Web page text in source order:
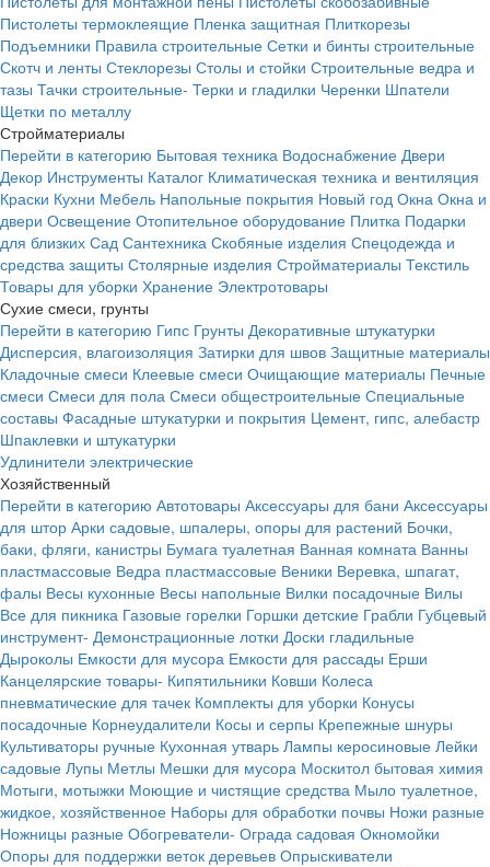
Пистолеты термоклеящие Пленка защитная Плиткорезы
Подъемники Правила строительные Сетки и бинты строительные
Скотч и ленты Стеклорезы Столы и стойки Строительные ведра и
тазы Тачки строительные- Терки и гладилки Черенки Шпатели
Щетки по металлу
Стройматериалы
Перейти в категорию Бытовая техника Водоснабжение Двери
Декор Инструменты Каталог Климатическая техника и вентиляция
Краски Кухни Мебель Напольные покрытия Новый год Окна Окна и
двери Освещение Отопительное оборудование Плитка Подарки
для близких Сад Сантехника Скобяные изделия Спецодежда и
средства защиты Столярные изделия Стройматериалы Текстиль
Товары для уборки Хранение Электротовары
Сухие смеси, грунты
Перейти в категорию Гипс Грунты Декоративные штукатурки
Дисперсия, влагоизоляция Затирки для швов Защитные материалы
Кладочные смеси Клеевые смеси Очищающие материалы Печные
смеси Смеси для пола Смеси общестроительные Специальные
составы Фасадные штукатурки и покрытия Цемент, гипс, алебастр
Шпаклевки и штукатурки
Удлинители электрические
Хозяйственный
Перейти в категорию Автотовары Аксессуары для бани Аксессуары
для штор Арки садовые, шпалеры, опоры для растений Бочки,
баки, фляги, канистры Бумага туалетная Ванная комната Ванны
пластмассовые Ведра пластмассовые Веники Веревка, шпагат,
фалы Весы кухонные Весы напольные Вилки посадочные Вилы
Все для пикника Газовые горелки Горшки детские Грабли Губцевый
инструмент- Демонстрационные лотки Доски гладильные
Дыроколы Емкости для мусора Емкости для рассады Ерши
Канцелярские товары- Кипятильники Ковши Колеса
пневматические для тачек Комплекты для уборки Конусы
посадочные Корнеудалители Косы и серпы Крепежные шнуры
Культиваторы ручные Кухонная утварь Лампы керосиновые Лейки
садовые Лупы Метлы Мешки для мусора Москитол бытовая химия
Мотыги, мотыжки Моющие и чистящие средства Мыло туалетное,
жидкое, хозяйственное Наборы для обработки почвы Ножи разные
Ножницы разные Обогреватели- Ограда садовая Окномойки
Опоры для поддержки веток деревьев Опрыскиватели